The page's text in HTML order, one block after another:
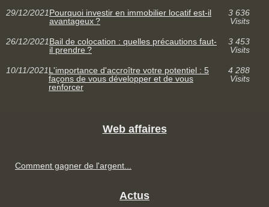
29/12/2021Pourquoi investir en immobilier locatif est-il
avantageux ?
3 636
Visits
26/12/2021Bail de colocation : quelles précautions faut-
il prendre ?
3 453
Visits
10/11/2021L'importance d'accroître votre potentiel : 5
façons de vous développer et de vous
renforcer
4 288
Visits
Web affaires
Comment gagner de l'argent...
Actus